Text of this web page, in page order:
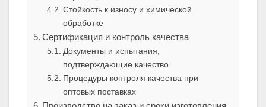
Стойкость к износу и химической
обработке
Сертификация и контроль качества
Документы и испытания,
подтверждающие качество
Процедуры контроля качества при
оптовых поставках